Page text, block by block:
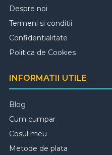
Despre noi
Termeni si conditii
Confidentialitate
Politica de Cookies
INFORMATII UTILE
Blog
Cum cumpar
Cosul meu
Metode de plata